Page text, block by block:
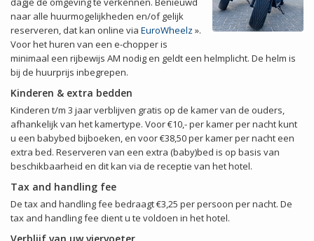
naar alle huurmogelijkheden en/of gelijk
reserveren, dat kan online via EuroWheelz ».
Voor het huren van een e-chopper is
minimaal een rijbewijs AM nodig en geldt een helmplicht. De helm is
bij de huurprijs inbegrepen.
Kinderen & extra bedden
Kinderen t/m 3 jaar verblijven gratis op de kamer van de ouders,
afhankelijk van het kamertype. Voor €10,- per kamer per nacht kunt
u een babybed bijboeken, en voor €38,50 per kamer per nacht een
extra bed. Reserveren van een extra (baby)bed is op basis van
beschikbaarheid en dit kan via de receptie van het hotel.
Tax and handling fee
De tax and handling fee bedraagt €3,25 per persoon per nacht. De
tax and handling fee dient u te voldoen in het hotel.